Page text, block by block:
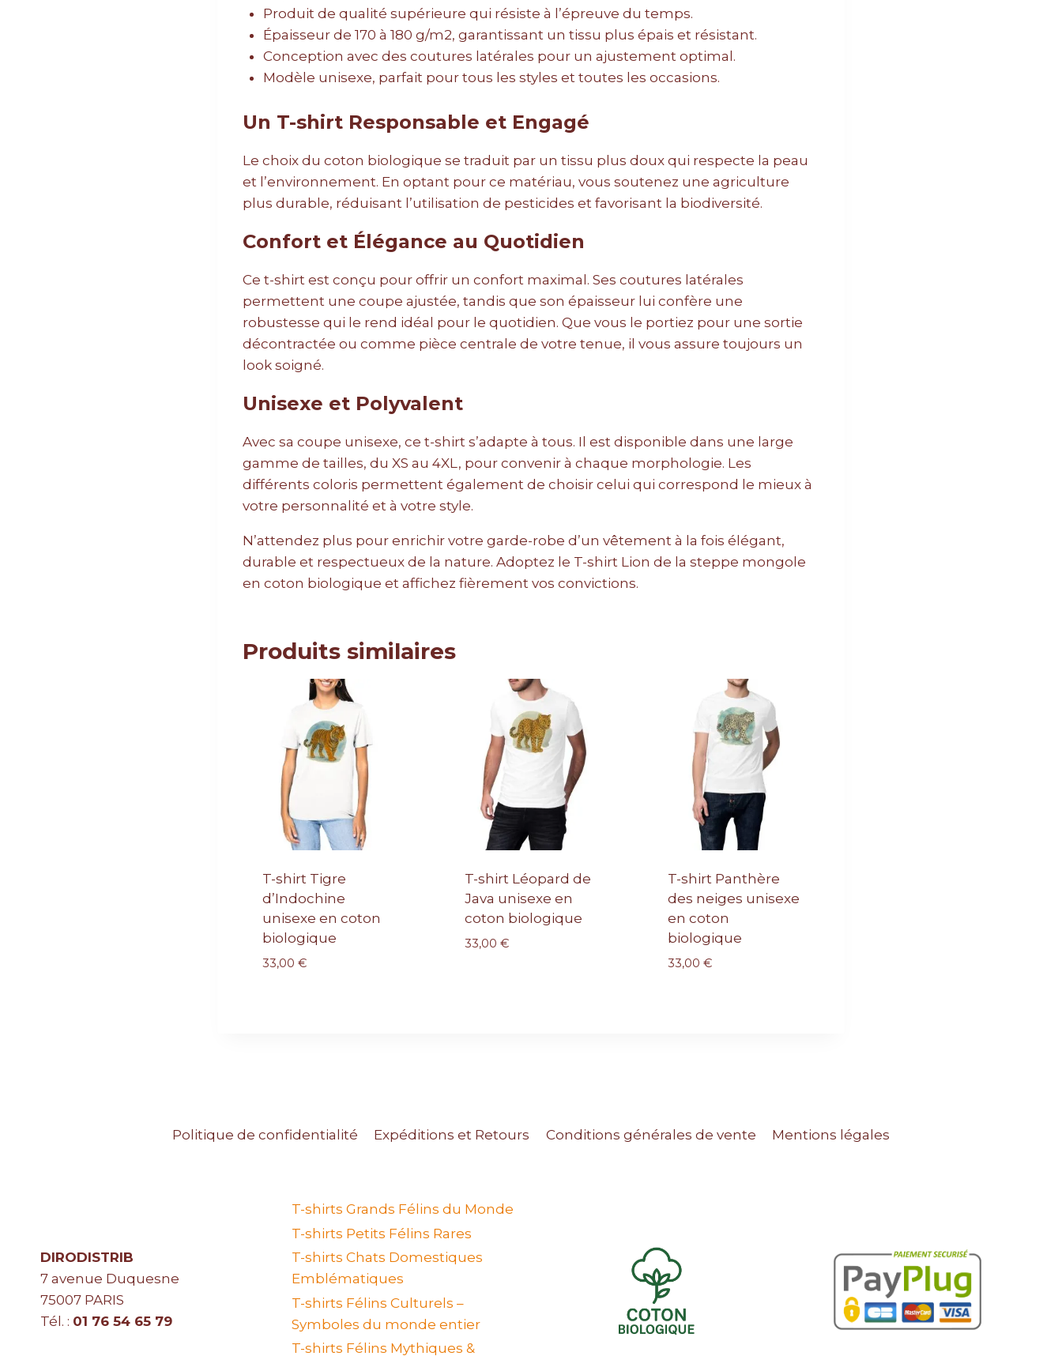
Produit de qualité supérieure qui résiste à l’épreuve du temps.
Épaisseur de 170 à 180 g/m2, garantissant un tissu plus épais et résistant.
Conception avec des coutures latérales pour un ajustement optimal.
Modèle unisexe, parfait pour tous les styles et toutes les occasions.
Un T-shirt Responsable et Engagé
Le choix du coton biologique se traduit par un tissu plus doux qui respecte la peau
et l’environnement. En optant pour ce matériau, vous soutenez une agriculture
plus durable, réduisant l’utilisation de pesticides et favorisant la biodiversité.
Confort et Élégance au Quotidien
Ce t-shirt est conçu pour offrir un confort maximal. Ses coutures latérales
permettent une coupe ajustée, tandis que son épaisseur lui confère une
robustesse qui le rend idéal pour le quotidien. Que vous le portiez pour une sortie
décontractée ou comme pièce centrale de votre tenue, il vous assure toujours un
look soigné.
Unisexe et Polyvalent
Avec sa coupe unisexe, ce t-shirt s’adapte à tous. Il est disponible dans une large
gamme de tailles, du XS au 4XL, pour convenir à chaque morphologie. Les
différents coloris permettent également de choisir celui qui correspond le mieux à
votre personnalité et à votre style.
N’attendez plus pour enrichir votre garde-robe d’un vêtement à la fois élégant,
durable et respectueux de la nature. Adoptez le T-shirt Lion de la steppe mongole
en coton biologique et affichez fièrement vos convictions.
Produits similaires
T-shirt Tigre
d’Indochine
unisexe en coton
biologique
33,00 €
T-shirt Léopard de
Java unisexe en
coton biologique
33,00€
T-shirt Panthère
des neiges unisexe
en coton
biologique
33,00 €
Politique de confidentialité Expéditions et Retours Conditions générales de vente Mentions légales
DIRODISTRIB
7 avenue Duquesne
75007 PARIS
Tél. : 01 76 54 65 79
T-shirts Grands Félins du Monde
T-shirts Petits Félins Rares
T-shirts Chats Domestiques
Emblématiques
T-shirts Félins Culturels –
Symboles du monde entier
T-shirts Félins Mythiques &